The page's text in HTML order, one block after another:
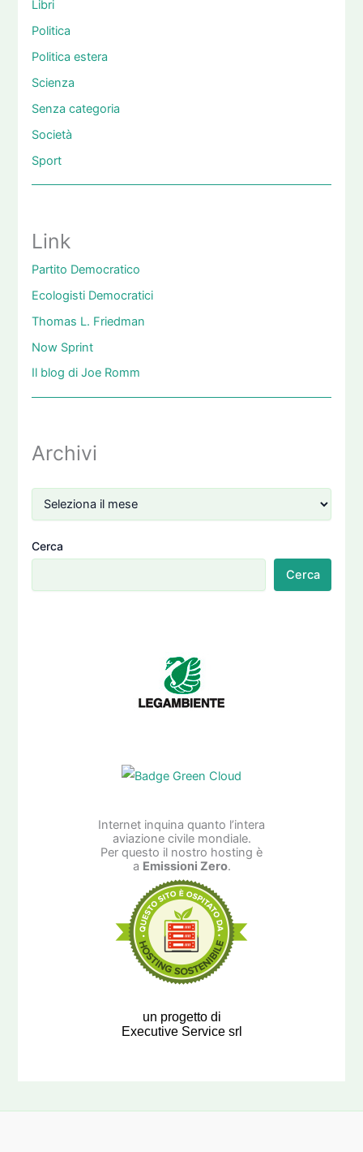
Libri
Politica
Politica estera
Scienza
Senza categoria
Società
Sport
Link
Partito Democratico
Ecologisti Democratici
Thomas L. Friedman
Now Sprint
Il blog di Joe Romm
Archivi
Cerca
Cerca
Internet inquina quanto l’intera
aviazione civile mondiale.
Per questo il nostro hosting è
a Emissioni Zero.
un progetto di
Executive Service srl